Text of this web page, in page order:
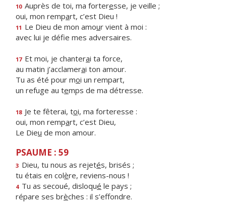
10 Auprès de toi, ma forteresse, je veille ;
oui, mon rempart, c’est Dieu !
11 Le Dieu de mon amour vient à moi :
avec lui je défe mes adversaires.
17 Et moi, je chanterai ta force,
au matin j’acclamerai ton amour.
Tu as été pour moi un rempart,
un refuge au temps de ma détresse.
18 Je te fêterai, toi, ma forteresse :
oui, mon rempart, c’est Dieu,
Le Dieu de mon amour.
PSAUME : 59
3 Dieu, tu nous as rejetés, brisés ;
tu étais en colère, reviens-nous !
4 Tu as secoué, disloqué le pays ;
répare ses brèches : il s’effondre.